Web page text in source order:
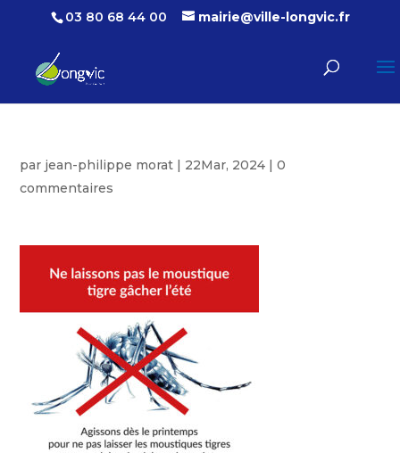
03 80 68 44 00 mairie@ville-longvic.fr
par jean-philippe morat | 22Mar, 2024 |0
commentaires